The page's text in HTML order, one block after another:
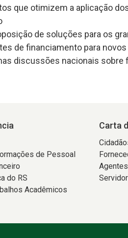
que otimizem a aplicação
de soluções para os
de financiamento para
discussões nacionais sobre
de Pessoal
do RS
Acadêmicos
Carta